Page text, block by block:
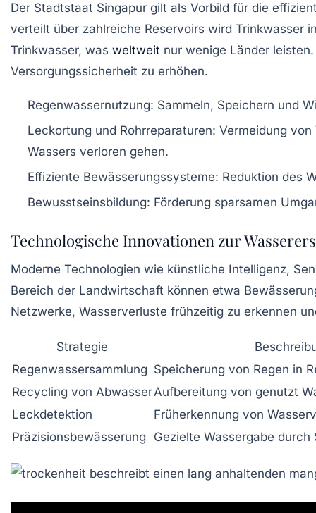
Der Stadtstaat Singapur gilt als Vorbild für die
verteilt über zahlreiche Reservoirs wird Trinkwasser
Trinkwasser, was weltweit nur wenige Länder
Versorgungssicherheit zu erhöhen.
Regenwassernutzung: Sammeln, Speichern und
Leckortung und Rohrreparaturen: Vermeidung
Wassers verloren gehen.
Effiziente Bewässerungssysteme: Reduktion des
Bewusstseinsbildung: Förderung sparsamen
Technologische Innovationen zur
Moderne Technologien wie künstliche Intelligenz,
Bereich der Landwirtschaft können etwa
Netzwerke, Wasserverluste frühzeitig zu erkennen
Strategie
Regenwassersammlung Speicherung von Regen in
Recycling von AbwasserAufbereitung von genutzt
Leckdetektion
Früherkennung von
Präzisionsbewässerung
Gezielte Wassergabe durch